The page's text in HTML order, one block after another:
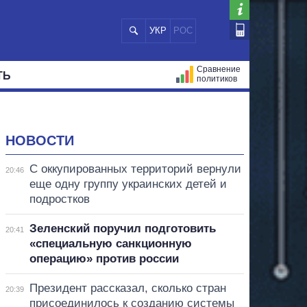
УКР РОС
Сравнение
политиков
НОВОСТИ
20:46
С оккупированных территорий вернули
еще одну группу украинских детей и
подростков
20:41
Зеленский поручил подготовить
«специальную санкционную
операцию» против россии
20:39
Президент рассказал, сколько стран
присоединилось к созданию системы